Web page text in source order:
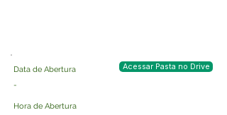
Data de Abertura
Acessar Pasta no Drive
-
Hora de Abertura